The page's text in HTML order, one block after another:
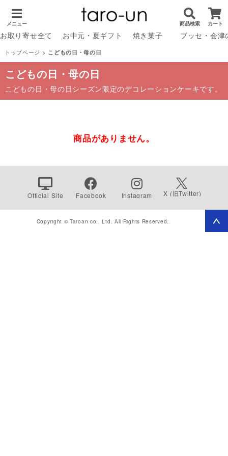
メニュー 商品検索 カート
お取り寄せ全て お中元・夏ギフト 焼き菓子 ブッセ・会津
トップページ > こどもの日・母の日
こどもの日・母の日
こどもの日・母の日シーズン限定のデコレーションケーキです。
商品がありません。
Official Site Facebook Instagram X (旧Twitter)
Copyright © Taroan co., Ltd. All Rights Reserved.